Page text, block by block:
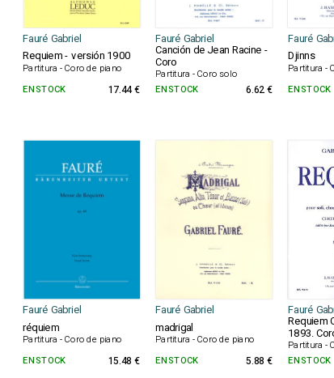
Fauré Gabriel Fauré Gabriel Fauré
Requiem - versión 1900
Partitura - Coro de piano
Canción de Jean Racine -
Coro
Partitura - Coro solo
Djinns
Partitura -
EN STOCK
17.44 € EN STOCK 6.62 € EN STOCK
Fauré Gabriel Fauré Gabriel Fauré
réquiem
Partitura - Coro de piano
madrigal
Partitura - Coro de piano
Requiem
1893.
Partitura -
EN STOCK 15.48 € EN STOCK 5.88 € EN STOCK